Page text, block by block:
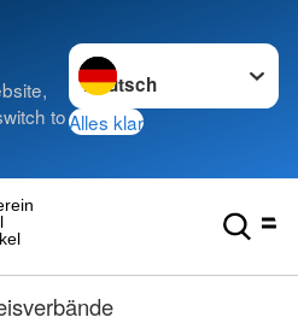
to
Sprache wechseln zu
Alles klar